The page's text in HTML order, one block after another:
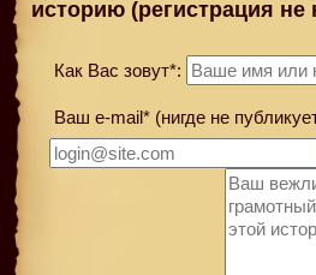
историю (регистрация не
Как Вас зовут*:
Ваш e-mail* (нигде не